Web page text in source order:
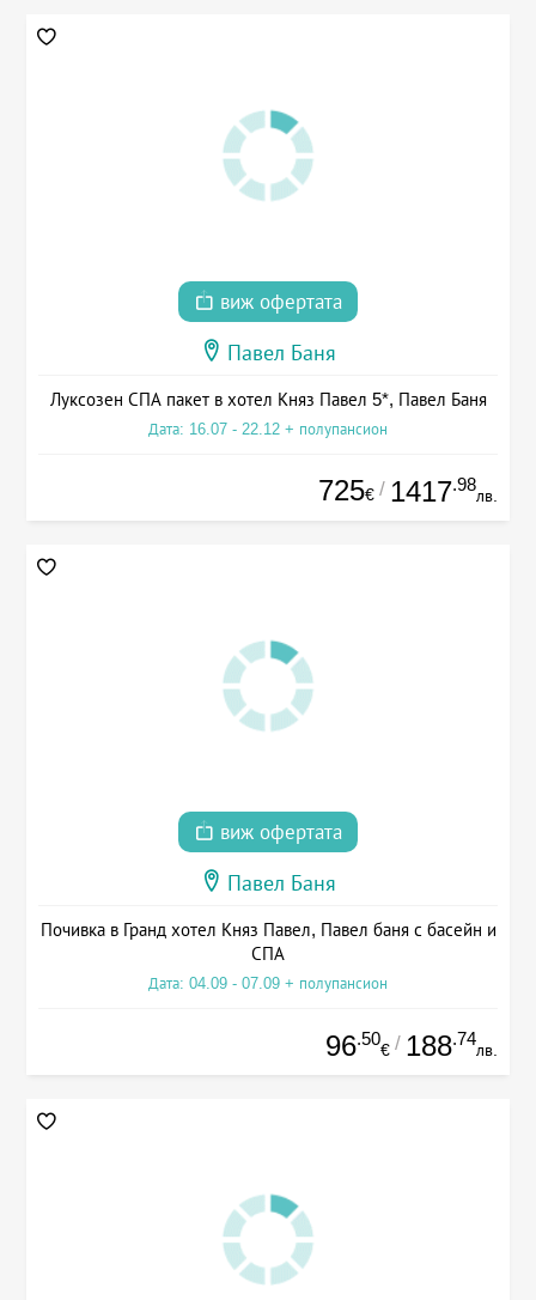
виж офертата
Павел Баня
Луксозен СПА пакет в хотел Княз Павел 5*, Павел Баня
Дата: 16.07 - 22.12 + полупансион
725€ / 1417.98
лв.
виж офертата
Павел Баня
Почивка в Гранд хотел Княз Павел, Павел баня с басейн и
СПА
Дата: 04.09 - 07.09 + полупансион
96.50
€ / 188.74
лв.